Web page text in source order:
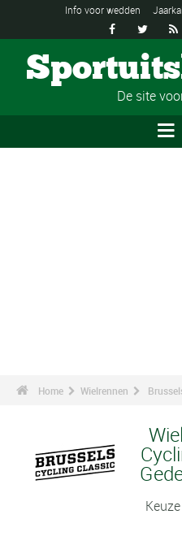
Info voor wedden
  
De site
Home Wielrennen